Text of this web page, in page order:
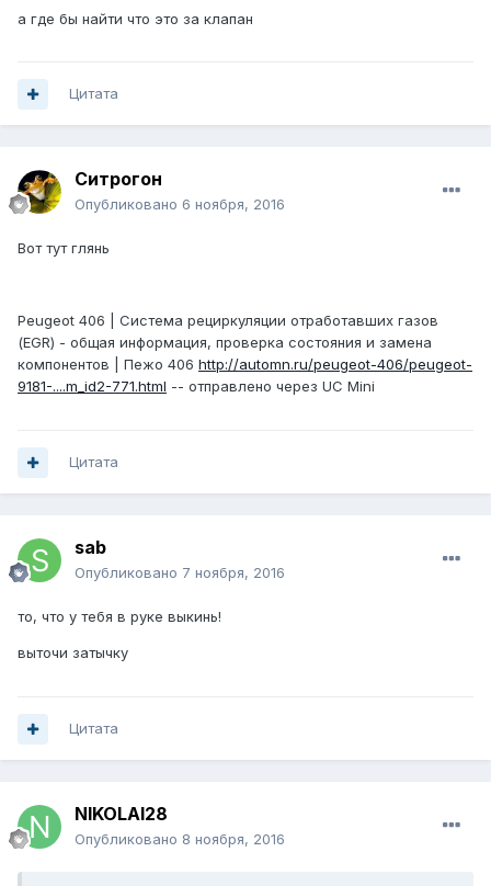
а где бы найти что это за клапан
Цитата
Ситрогон
Опубликовано 6 ноября, 2016
Вот тут глянь
Peugeot 406 | Система рециркуляции отработавших газов
(EGR) - общая информация, проверка состояния и замена
компонентов | Пежо 406 http://automn.ru/peugeot-406/peugeot-
9181-....m_id2-771.html -- отправлено через UC Mini
Цитата
sab
Опубликовано 7 ноября, 2016
то, что у тебя в руке выкинь!
выточи затычку
Цитата
NIKOLAI28
Опубликовано 8 ноября, 2016